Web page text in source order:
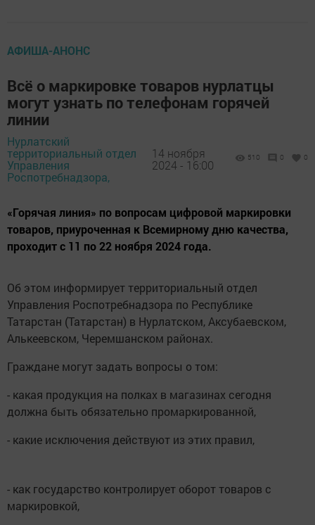
АФИША-АНОНС
Всё о маркировке товаров нурлатцы
могут узнать по телефонам горячей
линии
Нурлатский
территориальный отдел
Управления
Роспотребнадзора,
14 ноября
2024 - 16:00
510 0 0
«Горячая линия» по вопросам цифровой маркировки
товаров, приуроченная к Всемирному дню качества,
проходит с 11 по 22 ноября 2024 года.
Об этом информирует территориальный отдел
Управления Роспотребнадзора по Республике
Татарстан (Татарстан) в Нурлатском, Аксубаевском,
Алькеевском, Черемшанском районах.
Граждане могут задать вопросы о том:
- какая продукция на полках в магазинах сегодня
должна быть обязательно промаркированной,
- какие исключения действуют из этих правил,
- как государство контролирует оборот товаров с
маркировкой,